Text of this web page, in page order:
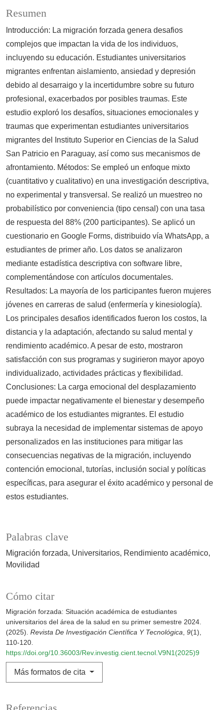
Palabras clave
Migración forzada Universitarios Rendimiento académico
Movilidad
Cómo citar
Migración forzada: Situación académica de estudiantes
universitarios del área de la salud en su primer semestre 2024.
(2025). Revista De Investigación Científica Y Tecnológica, 9(1),
110-120.
https://doi.org/10.36003/Rev.investig.cient.tecnol.V9N1(2025)9
Más formatos de cita
Resumen
Introducción: La migración forzada genera desafios
complejos que impactan la vida de los individuos,
incluyendo su educación. Estudiantes universitarios
migrantes enfrentan aislamiento, ansiedad y depresión
debido al desarraigo y la incertidumbre sobre su futuro
profesional, exacerbados por posibles traumas. Este
estudio exploró los desafíos, situaciones emocionales y
traumas que experimentan estudiantes universitarios
migrantes del Instituto Superior en Ciencias de la Salud
San Patricio en Paraguay, así como sus mecanismos de
afrontamiento. Métodos: Se empleó un enfoque mixto
(cuantitativo y cualitativo) en una investigación descriptiva,
no experimental y transversal. Se realizó un muestreo no
probabilístico por conveniencia (tipo censal) con una tasa
de respuesta del 88% (200 participantes). Se aplicó un
cuestionario en Google Forms, distribuido vía WhatsApp, a
estudiantes de primer año. Los datos se analizaron
mediante estadística descriptiva con software libre,
complementándose con artículos documentales.
Resultados: La mayoría de los participantes fueron mujeres
jóvenes en carreras de salud (enfermería y kinesiología).
Los principales desafios identificados fueron los costos, la
distancia y la adaptación, afectando su salud mental y
rendimiento académico. A pesar de esto, mostraron
satisfacción con sus programas y sugirieron mayor apoyo
individualizado, actividades prácticas y flexibilidad.
Conclusiones: La carga emocional del desplazamiento
puede impactar negativamente el bienestar y desempeño
académico de los estudiantes migrantes. El estudio
subraya la necesidad de implementar sistemas de apoyo
personalizados en las instituciones para mitigar las
consecuencias negativas de la migración, incluyendo
contención emocional, tutorías, inclusión social y políticas
específicas, para asegurar el éxito académico y personal de
estos estudiantes.